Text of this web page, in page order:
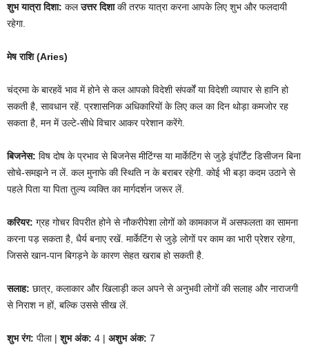
शुभ यात्रा दिशा: कलउत्तर दिशाकी तरफ यात्रा करना आपके लिए शुभ और फलदायी
रहेगा.
मेष राशि (Aries)
चंद्रमा के बारहवें भाव में होने से कल आपको विदेशी संपर्कों या विदेशी व्यापार से हानि हो
सकती है, सावधान रहें. प्रशासनिक अधिकारियों के लिए कल का दिन थोड़ा कमजोर रह
सकता है, मन में उल्टे-सीधे विचार आकर परेशान करेंगे.
बिजनेस: विष दोष के प्रभाव से बिजनेस मीटिंग्स या मार्केटिंग से जुड़े इंपॉर्टेंट डिसीजन बिना
सोचे-समझने न लें. कल मुनाफे की स्थिति न के बराबर रहेगी. कोई भी बड़ा कदम उठाने से
पहले पिता या पिता तुल्य व्यक्ति का मार्गदर्शन जरूर लें.
करियर: ग्रह गोचर विपरीत होने से नौकरीपेशा लोगों को कामकाज में असफलता का सामना
करना पड़ सकता है, धैर्य बनाए रखें. मार्केटिंग से जुड़े लोगों पर काम का भारी प्रेशर रहेगा,
जिससे खान-पान बिगड़ने के कारण सेहत खराब हो सकती है.
सलाह: छात्र, कलाकार और खिलाड़ी कल अपने से अनुभवी लोगों की सलाह और नाराजगी
से निराश न हों, बल्कि उससे सीख लें.
शुभ रंग: पीला |शुभ अंक: 4 | अशुभ अंक: 7